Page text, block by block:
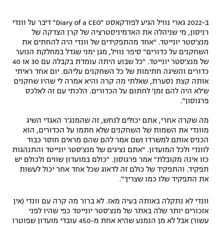
תקנון עבור פעילות ספורט 1 – "מרלן"
גיימינג E-Sports
תנאי שימוש
מדיניות פרטיות
תקנון פעילות ספורט 1
רשיון להקרנה פומבית לבית עסק
הצטרפות לחבילת הערוצים
תגיות
בייסבול MLB
ספורט אתגרי ואקסטרים
אומנויות לחימה
גיימינג E-Sports
ב-2022 גארי נוויל הגיע לפודקאסט "Diary of a CEO" דיבר על וונדי
רניסון, מי שניהלה את האדמיניסטרציה של קרן הצדקה של
מנצ'סטר יונייטד. "אחד מהתפקידים של וונדי היה להחתים את
השחקנים על כדורים" סיפר נוויל, מגן ימני שגדל במחלקת הנוער
של מנצ'סטר יונייטד. "כל שבוע היתה עומדת בקבלה עם 30 או 40
כדורים והשיגה חתימות של כל השחקנים עליהם. יום אחד ראיתי
אותה קצת נסערת, שאלתי מה קרה והיא אמרה לי שהיו שחקנים
ש'לא היה להם זמן' לחתום על הכדורים. הלכתי עם זה לאלכס
פרגוסון".
מה שקרה אחרי, אתם יכולים לנחש, זה שהמנג'ר האגדי השיג
מוונדי את השמות של השחקנים שלא חתמו על הכדורים, הוא
הכניס אותם למשרדו ושם אמר להם שהם מראים חוסר כבוד
לוונדי ולכל המועדון. "אתם נציגים של מנצ'סטר יונייטד והתנהגות
כזו אינה מקובלת" אמר פרגוסון. "כולם במועדון שווים ולכולם יש
תפקיד. והתפקיד של כולם זה לדאוג שכל אחד אחר יכול לעשות
את התפקיד שלו כמו שצריך".
וונדי לא נתקלה באותה בעיה מאז. לא ברור מה קרה עם וונדי (אין
אזכורים יותר שלה באתר של מנצ'סטר יונייטד כפי שהיו לפני
עשור) אבל לא מן הנמנע שהיא אחת מ-450 עובדי מועדון שפוטרו